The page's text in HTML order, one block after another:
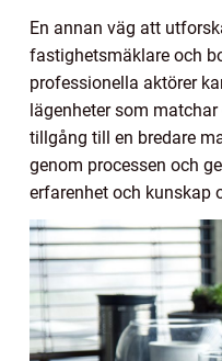
En annan väg att
fastighetsmäklare och
professionella aktörer
lägenheter som
tillgång till en bredare
genom processen och
erfarenhet och kunskap